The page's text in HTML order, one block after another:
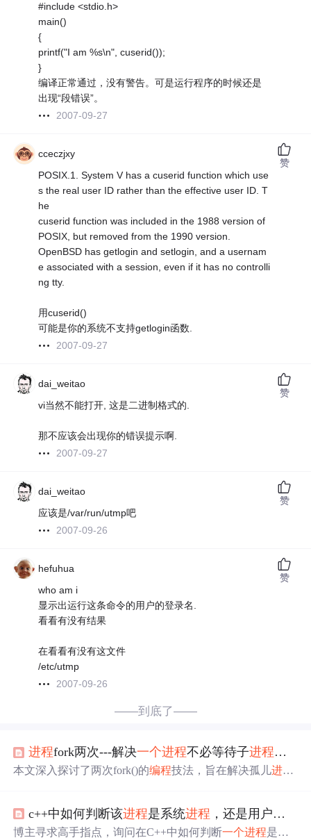
#include <stdio.h>
main()
{
printf("I am %s\n", cuserid());
}
编译正常通过，没有警告。可是运行程序的时候还是
出现“段错误”。
2007-09-27
cceczjxy
POSIX.1. System V has a cuserid function which use
s the real user ID rather than the effective user ID. T
he
cuserid function was included in the 1988 version of
POSIX, but removed from the 1990 version.
OpenBSD has getlogin and setlogin, and a usernam
e associated with a session, even if it has no controlli
ng tty.
用cuserid()
可能是你的系统不支持getlogin函数.
2007-09-27
赞
dai_weitao
vi当然不能打开, 这是二进制格式的.
那不应该会出现你的错误提示啊.
2007-09-27
赞
dai_weitao
应该是/var/run/utmp吧
2007-09-26
赞
hefuhua
who am i
显示出运行这条命令的用户的登录名.
看看有没有结果
在看看有没有这文件
/etc/utmp
2007-09-26
赞
——到底了——
进程fork两次---解决一个进程不必等待子进程终止
本文深入探讨了两次fork()的编程技法，旨在解决孤儿进程
回收，避免成为僵尸进程。
c++中如何判断该进程是系统进程 ，还是用户进程
博主寻求高手指点，询问在C++中如何判断一个进程是系